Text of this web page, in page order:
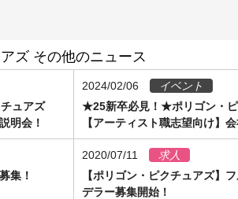
ズ その他のニュース
ュアズ
明会！
2024/02/06
イベント
★25新卒必見！★ポリゴン・
【アーティスト職志望向け】
集！
2020/07/11
求人
【ポリゴン・ピクチュアズ】
デラー募集開始！